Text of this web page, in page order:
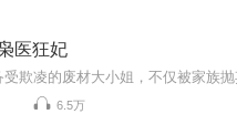
医狂妃
6.5万